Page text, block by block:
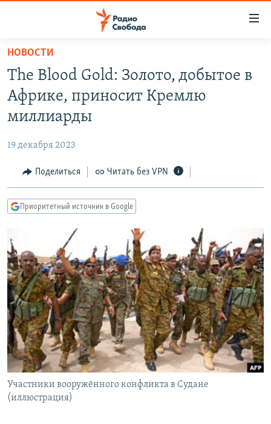
упрощенного
доступа
Вернуться
основному
Вернутся
Вернутся
поиску
ПРОГРАММЫ
ПОДКАСТЫ
АВТОРСКИЕ ПРОЕКТЫ
МНЕНИЯ
КУЛЬТУРА
КАВКАЗ.РЕАЛИИ
СЕВЕР.РЕАЛИИ
СИБИРЬ.РЕАЛИИ
РАСПИСАНИЕ ВЕЩАНИЯ
ПОДПИШИТЕСЬ НА РАССЫЛКУ
СОЦИАЛЬНЫЕ СЕТИ
НОВОСТИ
The Blood Gold: Золото, добытое в
Африке, приносит Кремлю
миллиарды
19 декабря 2023
Поделиться Читать без VPN
Приоритетный источник в Google
Участники вооружённого конфликта в Судане
(иллюстрация)